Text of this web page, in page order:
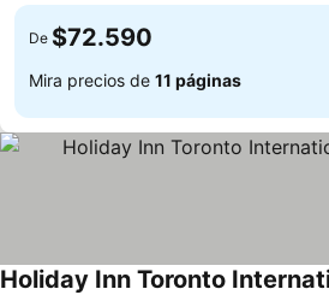
De $72.590
Mira precios de 11 páginas